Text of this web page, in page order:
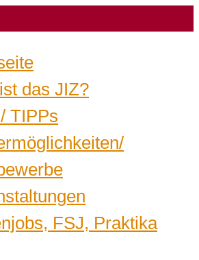
das JIZ?
TIPPs
FSJ, Praktika